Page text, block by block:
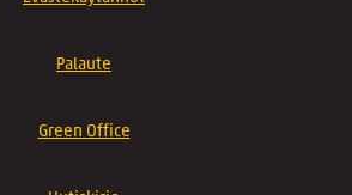
Palaute
Green Office